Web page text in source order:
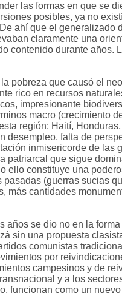
las formas en que se
posibles, ya no
ahí que el
claramente una
contenido durante
pobreza que causó el
rico en recursos
impresionante
macro (crecimiento
región: Haití,
desempleo, falta de
inmisericorde de
patriarcal que sigue
ello constituye una
(guerras sucias
más cantidades
años se dio no en la
sin una propuesta
comunistas
por
campesinos y de
y a los
funcionan como un